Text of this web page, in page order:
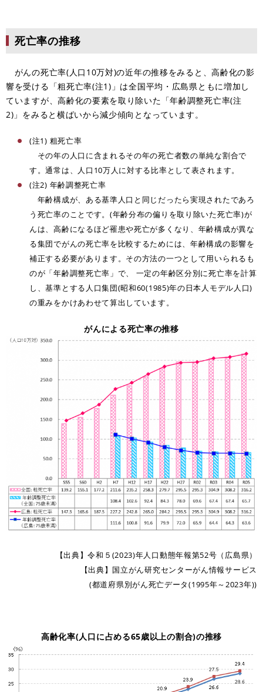
死亡率の推移
がんの死亡率(人口10万対)の近年の推移をみると、高齢化の影
響を受ける「粗死亡率(注1)」は全国平均・広島県ともに増加し
ていますが、高齢化の要素を取り除いた「年齢調整死亡率(注
2)」をみると横ばいから減少傾向となっています。
(注1) 粗死亡率
その年の人口に含まれるその年の死亡者数の単純な割合で
す。通常は、人口10万人に対する比率として表されます。
(注2) 年齢調整死亡率
年齢構成が、ある基準人口と同じだったら実現されたであろ
う死亡率のことです。(年齢分布の偏りを取り除いた死亡率)が
んは、高齢になるほど罹患や死亡が多くなり、年齢構成が異な
る集団でがんの死亡率を比較するためには、年齢構成の影響を
補正する必要があります。その方法の一つとして用いられるも
のが「年齢調整死亡率」で、 一定の年齢区分別に死亡率を計算
し、基準とする人口集団(昭和60(1985)年の日本人モデル人口)
の重みをかけあわせて算出しています。
がんによる死亡率の推移
【出典】令和５(2023)年人口動態年報第52号（広島県）
【出典】国立がん研究センターがん情報サービス
(都道府県別がん死亡データ(1995年～2023年))
高齢化率(人口に占める65歳以上の割合)の推移